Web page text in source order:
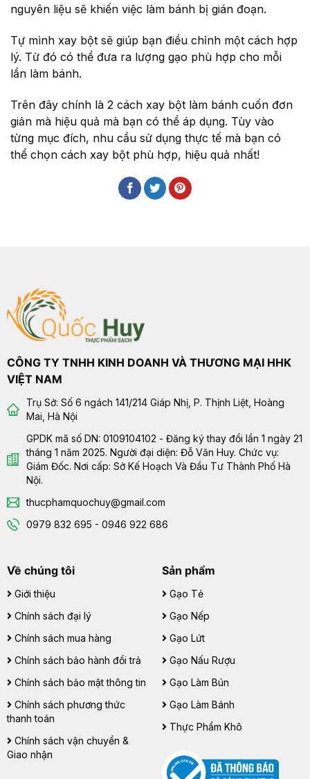
nguyên liệu sẽ khiến việc làm bánh bị gián đoạn.
Tự mình xay bột sẽ giúp bạn điều chỉnh một cách hợp
lý. Từ đó có thể đưa ra lượng gạo phù hợp cho mỗi
lần làm bánh.
Trên đây chính là 2 cách xay bột làm bánh cuốn đơn
giản mà hiệu quả mà bạn có thể áp dụng. Tùy vào
từng mục đích, nhu cầu sử dụng thực tế mà bạn có
thể chọn cách xay bột phù hợp, hiệu quả nhất!
CÔNG TY TNHH KINH DOANH VÀ THƯƠNG MẠI HHK
VIỆT NAM
Trụ Sở: Số 6 ngách 141/214 Giáp Nhị, P. Thịnh Liệt, Hoàng
Mai, Hà Nội
GPDK mã số DN: 0109104102 - Đăng ký thay đổi lần 1 ngày 21
tháng 1 năm 2025. Người đại diện: Đỗ Văn Huy. Chức vụ:
Giám Đốc. Nơi cấp: Sở Kế Hoạch Và Đầu Tư Thành Phố Hà
Nội.
thucphamquochuy@gmail.com
0979 832 695 - 0946 922 686
Về chúng tôi
Giới thiệu
Chính sách đại lý
Chính sách mua hàng
Chính sách bảo hành đổi trả
Chính sách bảo mật thông tin
Chính sách phương thức
thanh toán
Chính sách vận chuyển &
Giao nhận
Sản phẩm
Gạo Tẻ
Gạo Nếp
Gạo Lứt
Gạo Nấu Rượu
Gạo Làm Bún
Gạo Làm Bánh
Thực Phẩm Khô